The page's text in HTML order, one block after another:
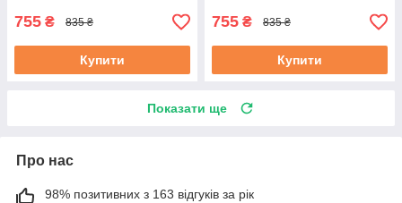
755 ₴ 835 ₴
Купити
755 ₴ 835 ₴
Купити
Показати ще
Про нас
98% позитивних з 163 відгуків за рік